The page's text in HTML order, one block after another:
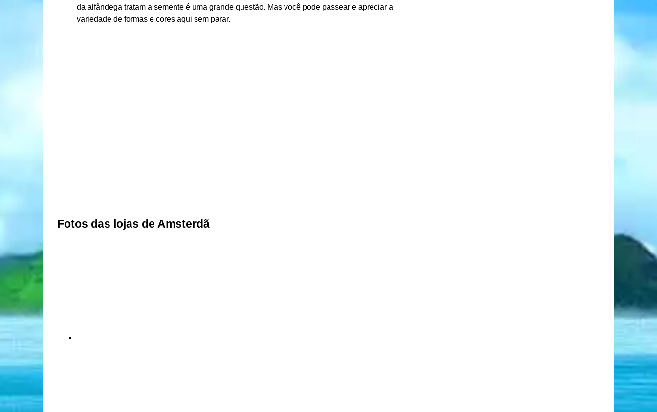
da alfândega tratam a semente é uma grande questão. Mas você pode passear e apreciar a
variedade de formas e cores aqui sem parar.
Fotos das lojas de Amsterdã